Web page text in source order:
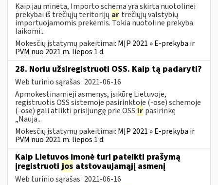
Kaip jau minėta, Importo schema yra skirta nuotolinei
prekybai iš trečiųjų teritorijų ar trečiųjų valstybių
importuojamomis prekėmis. Tokia nuotoline prekyba
laikomi...
Mokesčių įstatymų pakeitimai: MĮP 2021 » E-prekyba ir
PVM nuo 2021 m. liepos 1 d.
28. Noriu užsiregistruoti OSS. Kaip tą padaryti?
Web turinio sąrašas 2021-06-16
Apmokestinamieji asmenys, įsikūrę Lietuvoje,
registruotis OSS sistemoje pasirinktoje (-ose) schemoje
(-ose) gali atlikti prisijungę prie OSS ir pasirinkę
„Nauja...
Mokesčių įstatymų pakeitimai: MĮP 2021 » E-prekyba ir
PVM nuo 2021 m. liepos 1 d.
Kaip Lietuvos įmonė turi pateikti prašymą
įregistruoti jos atstovaujamąjį asmenį
Web turinio sąrašas 2021-06-16